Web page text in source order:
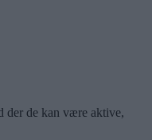
der de kan være aktive,